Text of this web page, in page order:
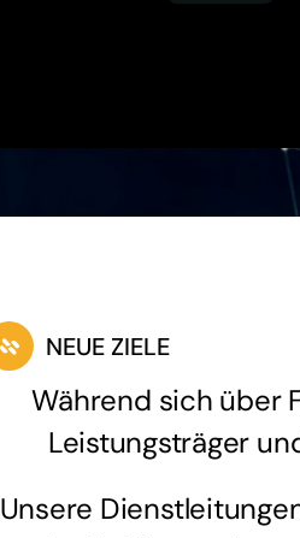
NEUE ZIELE
Während sich über
Leistungsträger
Unsere